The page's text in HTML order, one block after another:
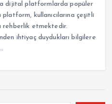
dijital platformlarda popüler
kullanıcılarına çeşitli
rehberlik etmektedir.
ihtiyaç duydukları bilgilere